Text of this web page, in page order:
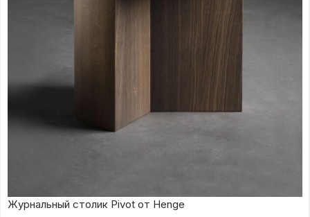
Журнальный столик Pivot от Henge